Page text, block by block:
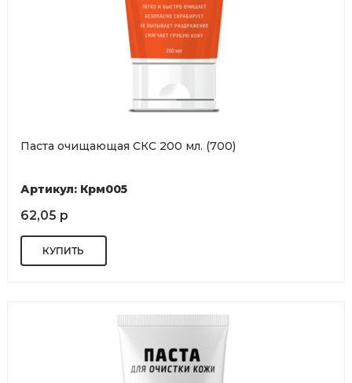
Паста очищающая СКС 200 мл. (700)
Артикул: Крм005
62,05 р